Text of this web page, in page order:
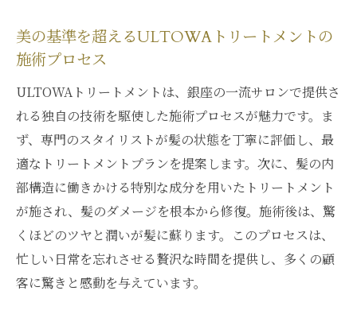
トメント
髪のダメージを根本から改善するULTOWAトリ
ULTOWAトリートメントで髪質を改善する
メカニズム
ダメージを根本的に修復するULTOWAトリ
ートメントの力
銀座でのULTOWAトリートメント施術の効
果的な進め方
ULTOWAトリートメントを続けることで得
られる効果
美の基準を超えるULTOWAトリートメントの
施術プロセス
ULTOWAトリートメントは、銀座の一流サロンで提供さ
れる独自の技術を駆使した施術プロセスが魅力です。ま
ず、専門のスタイリストが髪の状態を丁寧に評価し、最
適なトリートメントプランを提案します。次に、髪の内
部構造に働きかける特別な成分を用いたトリートメント
が施され、髪のダメージを根本から修復。施術後は、驚
くほどのツヤと潤いが髪に蘇ります。このプロセスは、
忙しい日常を忘れさせる贅沢な時間を提供し、多くの顧
客に驚きと感動を与えています。